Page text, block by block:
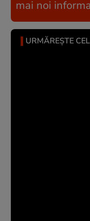
mai noi
URMĂREȘTE